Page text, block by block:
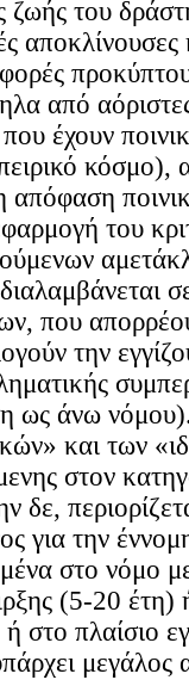
του
από
έχουν
κόσμο),
του
που
την
ως άνω
και των
στον
δε,
για την
στο νόμο
(5-20 έτη)
στο πλαίσιο
μεγάλος